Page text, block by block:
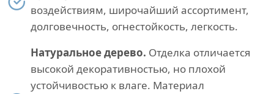
воздействиям, широчайший ассортимент,
долговечность, огнестойкость, легкость.
Натуральное дерево. Отделка отличается
высокой декоративностью, но плохой
устойчивостью к влаге. Материал